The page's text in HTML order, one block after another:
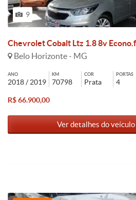
9
Chevrolet Cobalt Ltz 1.8 8v
Belo Horizonte - MG
ANO
2018 / 2019
KM
70798
COR
Prata
PORTAS
4
R$ 66.900,00
Ver detalhes do veículo